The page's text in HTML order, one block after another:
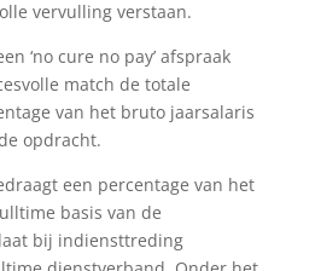
vervulling verstaan.
‘no cure no pay’ afspraak
match de totale
van het bruto jaarsalaris
opdracht.
een percentage van het
basis van de
bij indiensttreding